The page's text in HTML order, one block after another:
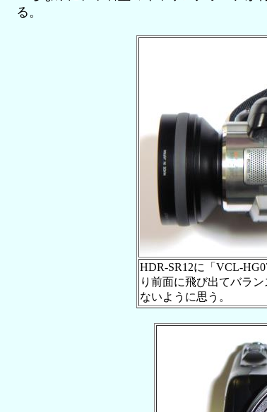
る。
HDR-SR12に「VCL-
り前面に飛び出てバラ
ないように思う。